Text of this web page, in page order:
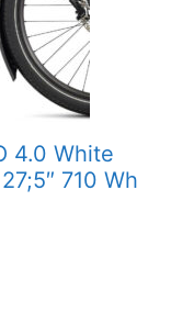
4.0 White
710 Wh